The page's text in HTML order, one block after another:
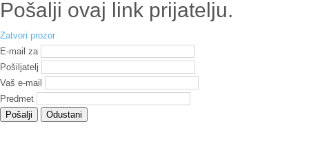
Pošalji ovaj link prijatelju.
Zatvori prozor
E-mail za
Pošiljatelj
Vaš e-mail
Predmet
Pošalji
Odustani